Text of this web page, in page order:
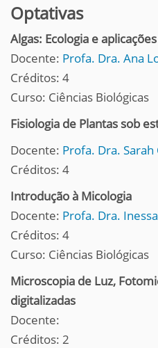
Optativas
Algas: Ecologia e aplicações
Docente: Profa. Dra. Ana
Créditos: 4
Curso: Ciências Biológicas
Fisiologia de Plantas sob
Docente: Profa. Dra.
Créditos: 4
Introdução à Micologia
Docente: Profa. Dra.
Créditos: 4
Curso: Ciências Biológicas
Microscopia de Luz,
digitalizadas
Docente:
Créditos: 2